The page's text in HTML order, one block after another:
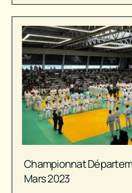
Championnat
Mars 2023